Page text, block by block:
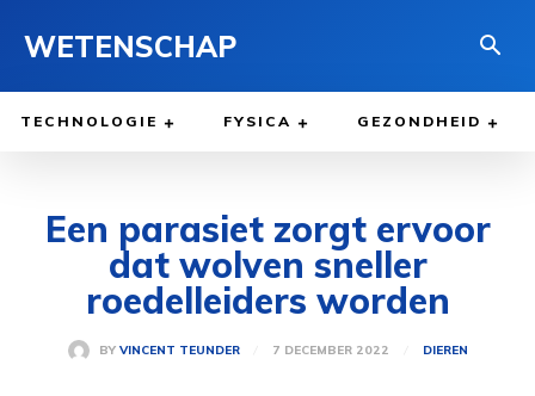
WETENSCHAP
TECHNOLOGIE FYSICA GEZONDHEID
Een parasiet zorgt ervoor
dat wolven sneller
roedelleiders worden
BY VINCENT TEUNDER 7 DECEMBER 2022 DIEREN